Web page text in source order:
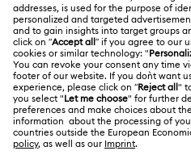
Contacto
Guía de tamaños
Buscador de tiendas
Trabaja con nosotros
Alumni Community
Para profesionales
Mapa Web
CONDICIONES LEGALES
Condiciones De Uso
Terminos & Condiciones
Política De Privacidad
Otros
English
Deutsch